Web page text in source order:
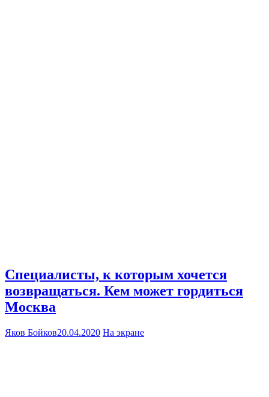
Специалисты, к которым хочется
возвращаться. Кем может гордиться
Москва
Яков Бойков20.04.2020 На экране